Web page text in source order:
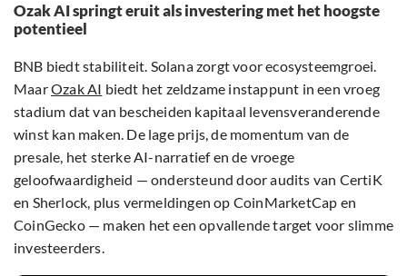
Ozak AI springt eruit als investering met het hoogste
potentieel
BNB biedt stabiliteit. Solana zorgt voor ecosysteemgroei.
MaarOzak AI biedt het zeldzame instappunt in een vroeg
stadium dat van bescheiden kapitaal levensveranderende
winst kan maken. De lage prijs, de momentum van de
presale, het sterke AI-narratief en de vroege
geloofwaardigheid — ondersteund door audits van CertiK
en Sherlock, plus vermeldingen op CoinMarketCap en
CoinGecko — maken het een opvallende target voor slimme
investeerders.